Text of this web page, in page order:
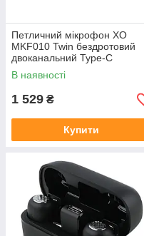
Петличний мікрофон XO
MKF010 Twin бездротовий
двоканальний Type-C
Lightning для телефону відео
В наявності
1 529 ₴
Купити